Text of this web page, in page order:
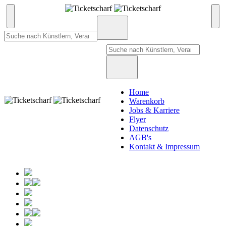
Home
Warenkorb
Jobs & Karriere
Flyer
Datenschutz
AGB's
Kontakt & Impressum